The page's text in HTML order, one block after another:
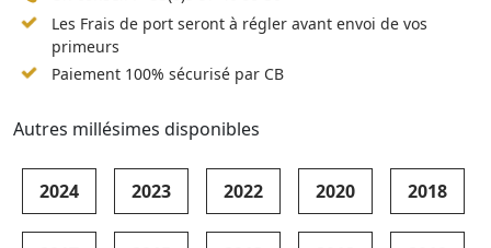
Les Frais de port seront à régler avant envoi de vos
primeurs
Paiement 100% sécurisé par CB
Autres millésimes disponibles
2024 2023 2022 2020 2018